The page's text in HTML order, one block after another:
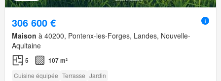
306 600 €
Maison à 40200, Pontenx-les-Forges, Landes, Nouvelle-
Aquitaine
5 107 m²
Cuisine équipée Terrasse Jardin